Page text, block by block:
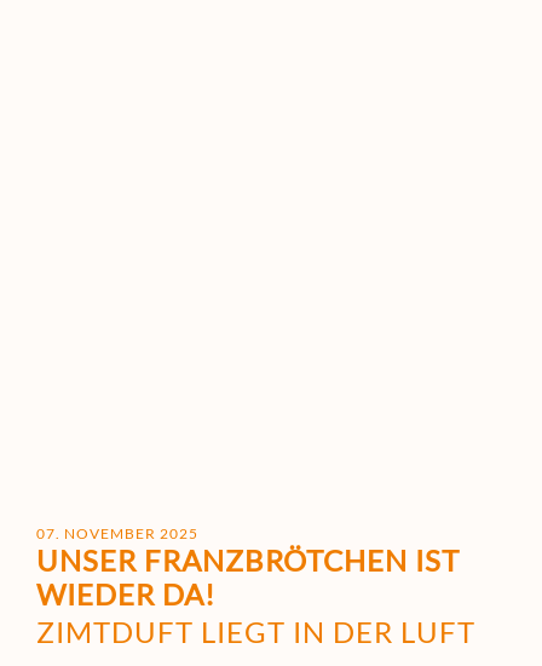
07. NOVEMBER 2025
UNSER FRANZ­BRÖTCHEN IST
WIEDER DA!
ZIMTDUFT LIEGT IN DER LUFT